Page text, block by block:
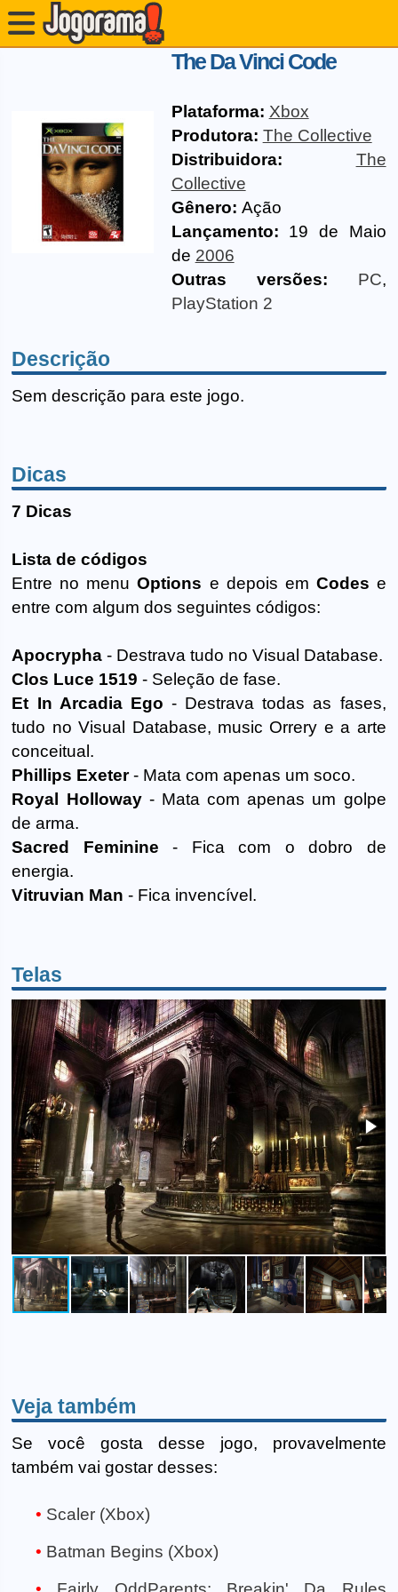
The Da Vinci Code
Plataforma: Xbox
Produtora: The Collective
Distribuidora:
The
Collective
Gênero: Ação
Lançamento: 19 de Maio
de 2006
Outras versões:
PC,
PlayStation 2
Descrição
Sem descrição para este jogo.
Dicas
7 Dicas
Lista de códigos
Entre no menuOptions e depois em Codes e
entre com algum dos seguintes códigos:
Apocrypha - Destrava tudo no Visual Database.
Clos Luce 1519 - Seleção de fase.
Et In Arcadia Ego - Destrava todas as fases,
tudo no Visual Database, music Orrery e a arte
conceitual.
Phillips Exeter- Mata com apenas um soco.
Royal Holloway- Mata com apenas um golpe
de arma.
Sacred Feminine - Fica com o dobro de
energia.
Vitruvian Man - Fica invencível.
Telas
Veja também
Se você gosta desse jogo, provavelmente
também vai gostar desses:
Scaler (Xbox)
Batman Begins (Xbox)